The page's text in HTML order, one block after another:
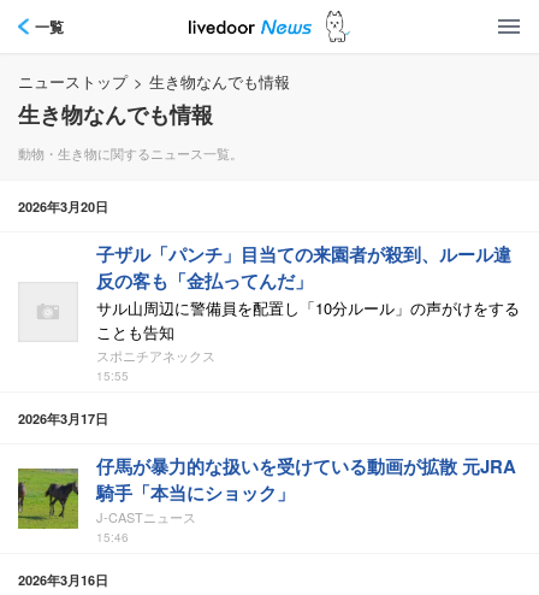
一覧
ニューストップ > 生き物なんでも情報
生き物なんでも情報
動物・生き物に関するニュース一覧。
2026年3月20日
子ザル「パンチ」目当ての来園者が殺到、ルール違
反の客も「金払ってんだ」
サル山周辺に警備員を配置し「10分ルール」の声がけをする
ことも告知
スポニチアネックス
15:55
2026年3月17日
仔馬が暴力的な扱いを受けている動画が拡散 元JRA
騎手「本当にショック」
J-CASTニュース
15:46
2026年3月16日